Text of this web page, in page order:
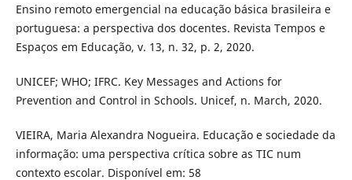
Ensino remoto emergencial na educação básica brasileira e
portuguesa: a perspectiva dos docentes. Revista Tempos e
Espaços em Educação, v. 13, n. 32, p. 2, 2020.
UNICEF; WHO; IFRC. Key Messages and Actions for
Prevention and Control in Schools. Unicef, n. March, 2020.
VIEIRA, Maria Alexandra Nogueira. Educação e sociedade da
informação: uma perspectiva crítica sobre as TIC num
contexto escolar. Disponível em: 58